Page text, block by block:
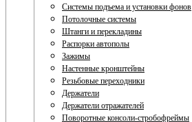
Системы подъема и установки фонов
Потолочные системы
Штанги и перекладины
Распорки автополы
Зажимы
Настенные кронштейны
Резьбовые переходники
Держатели
Держатели отражателей
Поворотные консоли-стробофреймы